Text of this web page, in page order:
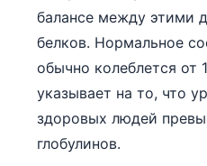
балансе между этими
белков. Нормальное
обычно колеблется от
указывает на то, что
здоровых людей
глобулинов.
తెలుగు
தமிழ்
ગુજરાતી
ಕನ್ನಡ